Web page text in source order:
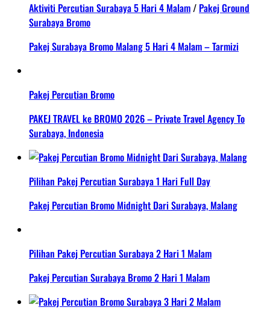
Aktiviti Percutian Surabaya 5 Hari 4 Malam/ Pakej Ground
Surabaya Bromo
Pakej Surabaya Bromo Malang 5 Hari 4 Malam – Tarmizi
Pakej Percutian Bromo
PAKEJ TRAVEL ke BROMO 2026 – Private Travel Agency To
Surabaya, Indonesia
Pilihan Pakej Percutian Surabaya 1 Hari Full Day
Pakej Percutian Bromo Midnight Dari Surabaya, Malang
Pilihan Pakej Percutian Surabaya 2 Hari 1 Malam
Pakej Percutian Surabaya Bromo 2 Hari 1 Malam